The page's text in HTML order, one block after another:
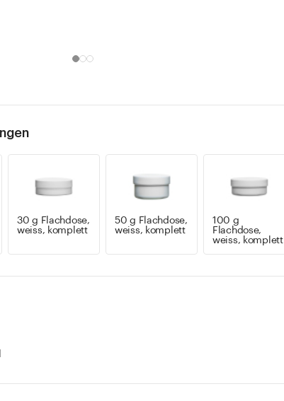
30 g Flachdose,
weiss, komplett
50 g Flachdose,
weiss, komplett
100 g
Flachdose,
weiss, komplett